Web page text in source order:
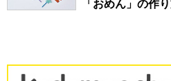
「おめん」の作